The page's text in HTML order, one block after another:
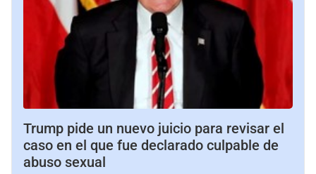
Trump pide un nuevo juicio para revisar el
caso en el que fue declarado culpable de
abuso sexual